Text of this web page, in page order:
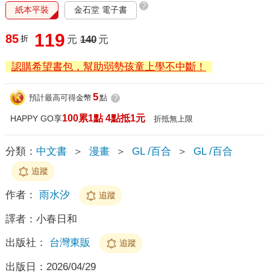
紙本平裝 金石堂 電子書 ?
85 折 119 元 140 元
認購希望書包，幫助弱勢孩童上學不中斷！
預計最高可得金幣 5點 ?
HAPPY GO享100累1點 4點抵1元 折抵無上限
分類： 中文書 ＞ 漫畫 ＞ GL /百合 ＞ GL /百合
追蹤
作者： 雨水汐 追蹤
譯者： 小春日和
出版社： 台灣東販 追蹤
出版日： 2026/04/29